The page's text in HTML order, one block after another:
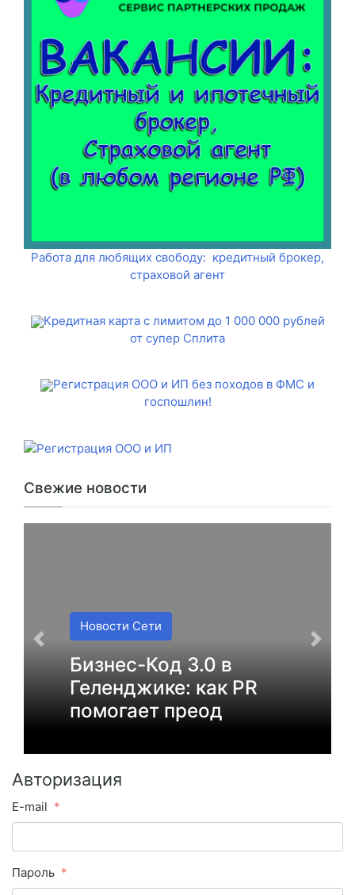
Работа для любящих свободу: кредитный брокер,
страховой агент
Кредитная карта с лимитом до 1 000 000 рублей
от супер Сплита
Регистрация ООО и ИП без походов в ФМС и
госпошлин!
Свежие новости
Новости Сети
Бизнес-Код 3.0 в
Геленджике: как PR
помогает преод
Авторизация
E-mail
Пароль